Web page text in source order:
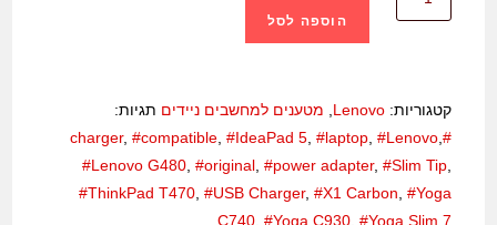
הוספה לסל
קטגוריות:Lenovo מטענים למחשבים ניידים תגיות:
#charger
, #compatible, #IdeaPad 5, #laptop, #Lenovo,
#Lenovo G480, #original, #power adapter, #Slim Tip,
#ThinkPad T470, #USB Charger, #X1 Carbon #Yoga
C740, #Yoga C930, #Yoga Slim 7